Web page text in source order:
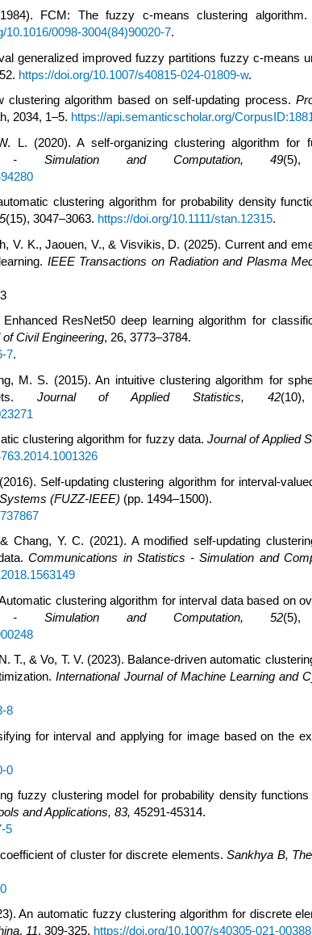
FCM: The fuzzy c-means clustering
10.1016/0098-3004(84)90020-7.
generalized improved fuzzy partitions fuzzy c-means
https://doi.org/10.1007/s40815-024-01809-w.
algorithm based on self-updating process.
2034, 1–5. https://api.semanticscholar.org/
L. (2020). A self-organizing clustering algorithm for
- Simulation and Computation, 49(5),
clustering algorithm for probability density
(15), 3047–3063. https://doi.org/10.1111/stan.12315.
V. K., Jaouen, V., & Visvikis, D. (2025). Current and
IEEE Transactions on Radiation and Plasma
ResNet50 deep learning algorithm for
of Civil Engineering, 26, 3773–3784.
7.
M. S. (2015). An intuitive clustering algorithm for
Journal of Applied Statistics, 42
clustering algorithm for fuzzy data.Journal of Applied
Self-updating clustering algorithm for interval-
(FUZZ-IEEE) (pp. 1494–1500).
Chang, Y. C. (2021). A modified self-updating
Communications in Statistics - Simulation and
clustering algorithm for interval data based on
- Simulation and Computation, 52(5),
T., & Vo, T. V. (2023). Balance-driven automatic
International Journal of Machine Learning and
8
for interval and applying for image based on the
0
fuzzy clustering model for probability density
and Applications, 83, 45291-45314.
5
of cluster for discrete elements.Sankhya B,
An automatic fuzzy clustering algorithm for discrete
, 11, 309-325. https://doi.org/10.1007/s40305-021-